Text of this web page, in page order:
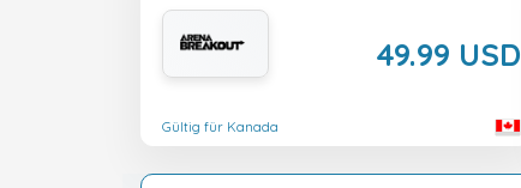
49.99 USD
Gültig für Kanada